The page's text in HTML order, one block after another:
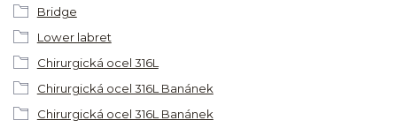
Bridge
Lower labret
Chirurgická ocel 316L
Chirurgická ocel 316L Banánek
Chirurgická ocel 316L Banánek